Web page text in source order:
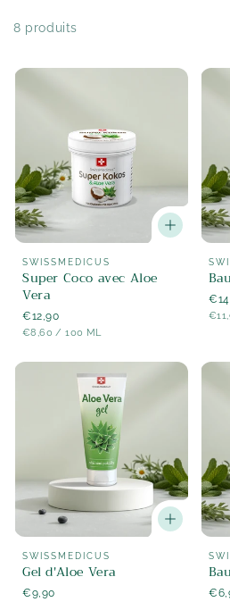
8 produits
Fournisseur
:
SWISSMEDICUS
Super Coco avec Aloe
Vera
Prix
régulier
€12,90
PRIX
€8,60 / PAR
100 ML
:
Prix
PRIX
Fournisseur
:
SWISSMEDICUS
Gel d'Aloe Vera
Prix
€9,90
:
Prix